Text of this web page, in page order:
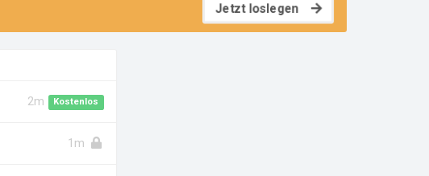
Jetzt loslegen
Kostenlos
2m
1m